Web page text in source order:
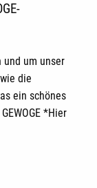
und um unser
die
ein schönes
*Hier